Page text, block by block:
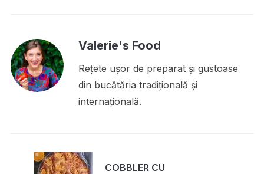
Valerie's Food
Rețete ușor de preparat și gustoase
din bucătăria tradițională și
internațională.
COBBLER CU